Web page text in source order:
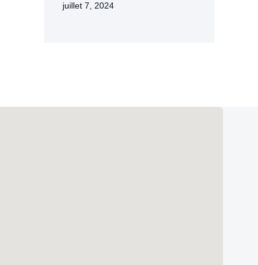
juillet 7, 2024